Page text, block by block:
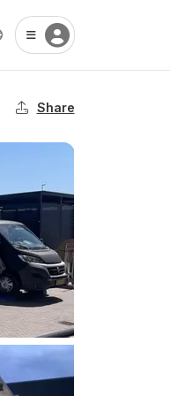
Share